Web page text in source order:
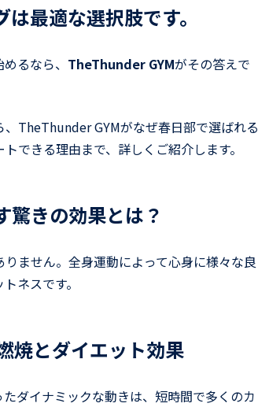
は最適な選択肢です。
るなら、 TheThunder GYMがその答えで
TheThunder GYMがなぜ春日部で選ばれる
できる理由まで、詳しくご紹介します。
驚きの効果とは？
ません。全身運動によって心身に様々な良
ネスです。
焼とダイエット効果
ダイナミックな動きは、短時間で多くのカ